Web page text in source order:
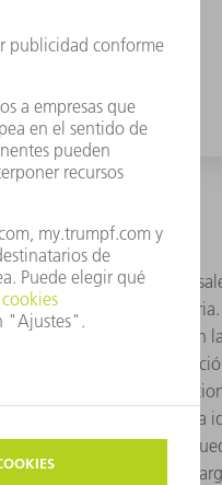
tecnología prometedora
a la producción
de ILT los que llamaron
allí", fue la
Un útil con una capa
láser cladding. La
la ventaja de que el útil
todo el riesgo y